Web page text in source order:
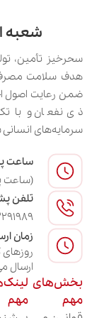
اقتصادی و
تعداد بالا
پک زعفران
مصارف روزانه
چاشنی کاملاً
در کنار طلای
یک مجموعه
سحرخیز این
«زعفران نگین 3 گرم ترنج
شعبه
سحرخیز تأمین،
هدف سلامت
ضمن رعایت اصول
ذی‌نفعان و با
سرمایه‌های
ساعت
(ساعت
تلفن
زمان
ارسال
بخش‌های
مهم
مهم